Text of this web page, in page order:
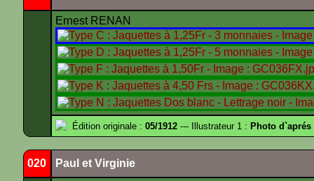
Ernest RENAN
Édition originale : 05/1912 --- Illustrateur 1 : Photo d`aprés
020 Paul et Virginie